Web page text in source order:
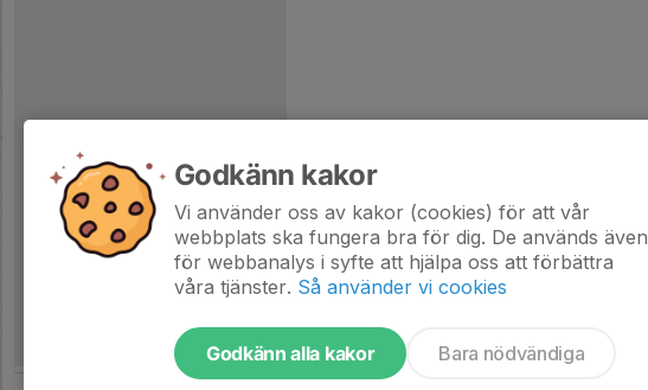
Godkänn kakor
Vi använder oss av kakor (cookies) för att vår
webbplats ska fungera bra för dig. De används även
för webbanalys i syfte att hjälpa oss att förbättra
våra tjänster. Så använder vi cookies
Godkänn alla kakor Bara nödvändiga